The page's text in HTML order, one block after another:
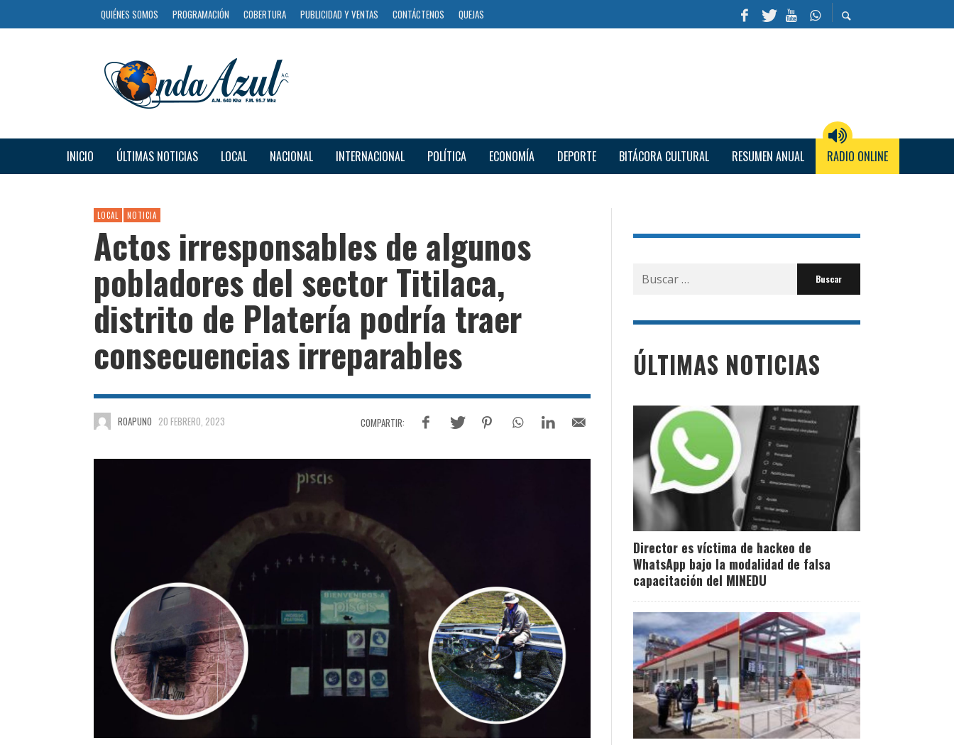
QUIÉNES SOMOS PROGRAMACIÓN COBERTURA PUBLICIDAD Y VENTAS CONTÁCTENOS QUEJAS
INICIO ÚLTIMAS NOTICIAS LOCAL NACIONAL INTERNACIONAL POLÍTICA ECONOMÍA DEPORTE BITÁCORA CULTURAL RESUMEN ANUAL RADIO ONLINE
LOCAL NOTICIA
Actos irresponsables de algunos
pobladores del sector Titilaca,
distrito de Platería podría traer
consecuencias irreparables
ROAPUNO 20 FEBRERO, 2023
Buscar
por:
ÚLTIMAS NOTICIAS
Director es víctima de hackeo de
WhatsApp bajo la modalidad de falsa
capacitación del MINEDU